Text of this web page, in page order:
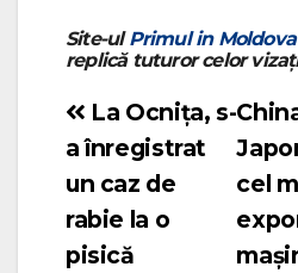
Site-ulPrimul in Moldova
replică tuturor celor
Navigare
în
articole
cel
La Ocnița, s-
a înregistrat
un caz de
rabie la o
pisică